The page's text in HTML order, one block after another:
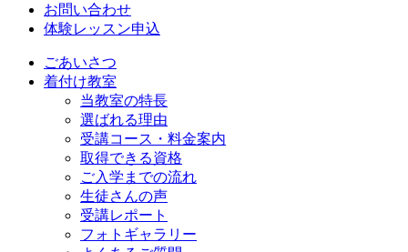
お問い合わせ
体験レッスン申込
ごあいさつ
着付け教室
当教室の特長
選ばれる理由
受講コース・料金案内
取得できる資格
ご入学までの流れ
生徒さんの声
受講レポート
フォトギャラリー